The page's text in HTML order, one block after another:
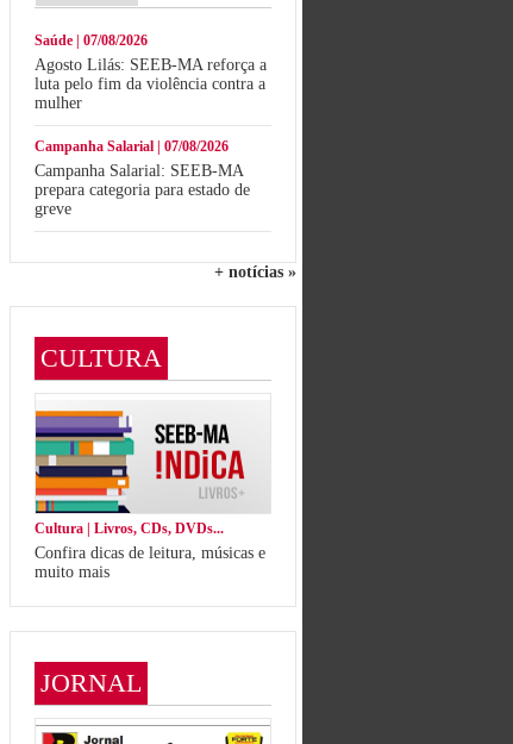
Saúde | 07/08/2026
Agosto Lilás: SEEB-MA reforça a
luta pelo fim da violência contra a
mulher
Campanha Salarial | 07/08/2026
Campanha Salarial: SEEB-MA
prepara categoria para estado de
greve
+ notícias »
CULTURA
Cultura | Livros, CDs, DVDs...
Confira dicas de leitura, músicas e
muito mais
JORNAL